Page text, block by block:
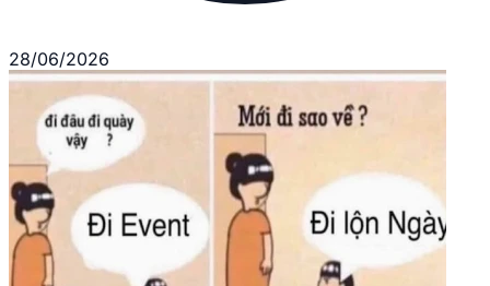
28/06/2026